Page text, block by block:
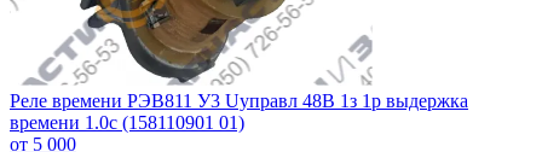
Реле времени РЭВ811 У3 Uуправл 48В 1з 1р выдержка
времени 1.0с (158110901 01)
от 5 000